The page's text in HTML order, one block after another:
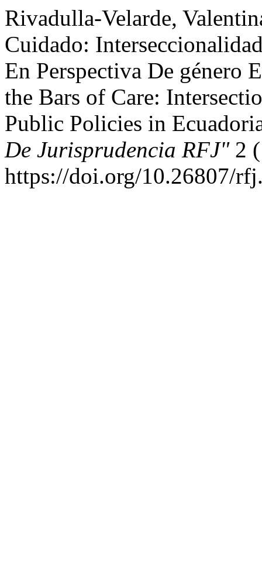
Rivadulla-Velarde,
Cuidado:
En Perspectiva De género
the Bars of Care:
Public Policies in
De Jurisprudencia RFJ"2
https://doi.org/10.26807/